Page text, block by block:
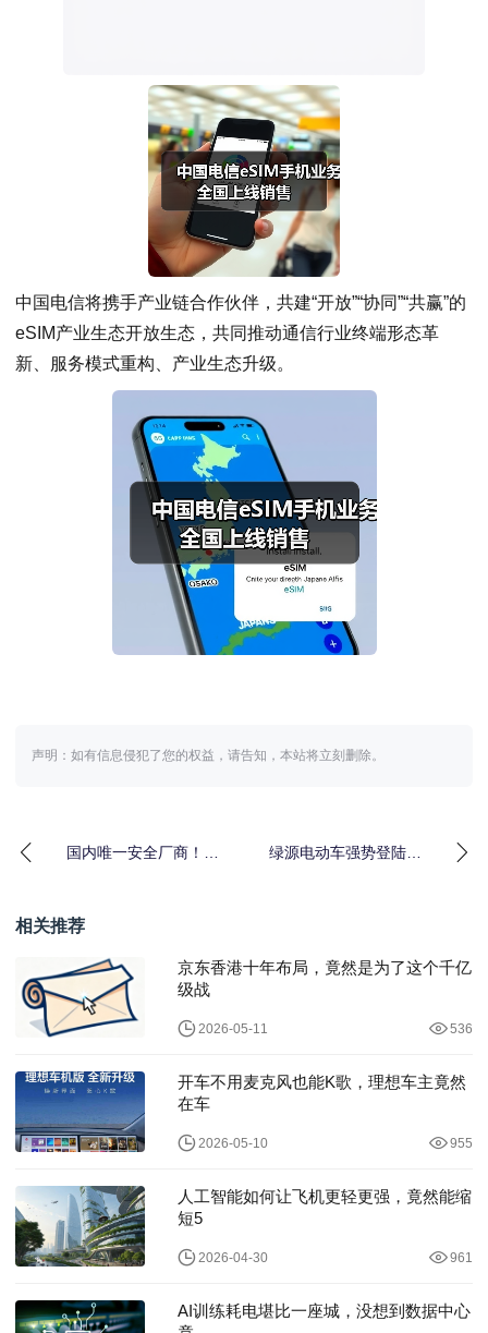
中国电信将携手产业链合作伙伴，共建“开放”“协同”“共赢”的
eSIM产业生态开放生态，共同推动通信行业终端形态革
新、服务模式重构、产业生态升级。
声明：如有信息侵犯了您的权益，请告知，本站将立刻删除。
国内唯一安全厂商！奇
绿源电动车强势登陆渝
相关推荐
京东香港十年布局，竟然是为了这个千亿
级战
2026-05-11 536
开车不用麦克风也能K歌，理想车主竟然
在车
2026-05-10 955
人工智能如何让飞机更轻更强，竟然能缩
短5
2026-04-30 961
AI训练耗电堪比一座城，没想到数据中心